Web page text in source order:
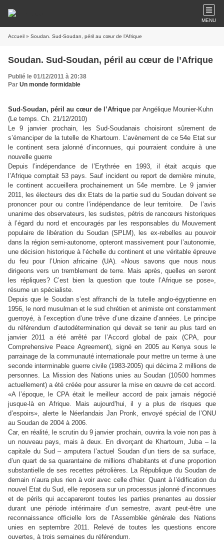
MENU
Accueil » Soudan. Sud-Soudan, péril au cœur de l’Afrique
Soudan. Sud-Soudan, péril au cœur de l’Afrique
Publié le 01/12/2011 à 20:38
Par Un monde formidable
Sud-Soudan, péril au cœur de l’Afrique par Angélique Mounier-Kuhn
(Le temps. Ch. 21/12/2010)
Le 9 janvier prochain, les Sud-Soudanais choisiront sûrement de
s’émanciper de la tutelle de Khartoum. L’avènement de ce 54e Etat sur
le continent sera jalonné d’inconnues, qui pourraient conduire à une
nouvelle guerre
Depuis l’indépendance de l’Erythrée en 1993, il était acquis que
l’Afrique comptait 53 pays. Sauf incident ou report de dernière minute,
le continent accueillera prochainement un 54e membre. Le 9 janvier
2011, les électeurs des dix Etats de la partie sud du Soudan doivent se
prononcer pour ou contre l’indépendance de leur territoire. De l’avis
unanime des observateurs, les sudistes, pétris de rancœurs historiques
à l’égard du nord et encouragés par les responsables du Mouvement
populaire de libération du Soudan (SPLM), les ex-rebelles au pouvoir
dans la région semi-autonome, opteront massivement pour l’autonomie,
une décision historique à l’échelle du continent et une véritable épreuve
du feu pour l’Union africaine (UA). «Nous savons que nous nous
dirigeons vers un tremblement de terre. Mais après, quelles en seront
les répliques? C’est bien la question que toute l’Afrique se pose»,
résume un spécialiste.
Depuis que le Soudan s’est affranchi de la tutelle anglo-égyptienne en
1956, le nord musulman et le sud chrétien et animiste ont constamment
guerroyé, à l’exception d’une trêve d’une dizaine d’années. Le principe
du référendum d’autodétermination qui devait se tenir au plus tard en
janvier 2011 a été arrêté par l’Accord global de paix (CPA, pour
Comprehensive Peace Agreement), signé en 2005 au Kenya sous le
parrainage de la communauté internationale pour mettre un terme à une
seconde interminable guerre civile (1983-2005) qui décima 2 millions de
personnes. La Mission des Nations unies au Soudan (10500 hommes
actuellement) a été créée pour assurer la mise en œuvre de cet accord.
«A l’époque, le CPA était le meilleur accord de paix jamais négocié
jusque-là en Afrique. Mais aujourd’hui, il y a plus de risques que
d’espoirs», alerte le Néerlandais Jan Pronk, envoyé spécial de l’ONU
au Soudan de 2004 à 2006.
Car, en réalité, le scrutin du 9 janvier prochain, ouvrira la voie non pas à
un nouveau pays, mais à deux. En divorçant de Khartoum, Juba – la
capitale du Sud – amputera l’actuel Soudan d’un tiers de sa surface,
d’un quart de sa quarantaine de millions d’habitants et d’une proportion
substantielle de ses recettes pétrolières. La République du Soudan de
demain n’aura plus rien à voir avec celle d’hier. Quant à l’édification du
nouvel Etat du Sud, elle reposera sur un processus jalonné d’inconnues
et de périls qui accapareront toutes les parties prenantes au dossier
durant une période intérimaire d’un semestre, avant peut-être une
reconnaissance officielle lors de l’Assemblée générale des Nations
unies en septembre 2011. Relevé de toutes les questions encore
ouvertes, à trois semaines du référendum.